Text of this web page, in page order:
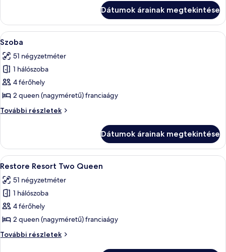
Dátumok árainak megtekintése
A
következő
szoba
összes
képének
megtekintése:
Szoba
Egy szállodai szoba két ággyal, egy
5
Szoba
51 négyzetméter
1 hálószoba
4 férőhely
2 queen (nagyméretű) franciaágy
További részletek
Szoba
Dátumok árainak megtekintése
A
következő
szoba
összes
képének
megtekintése:
Restore
Resort
Egy szállodai szoba, melyben
4
Restore Resort Two Queen
51 négyzetméter
1 hálószoba
4 férőhely
2 queen (nagyméretű) franciaágy
További részletek
Restore